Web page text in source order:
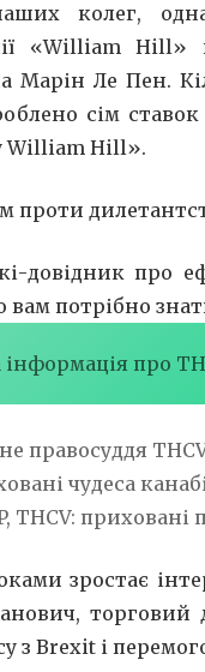
колег,
«William Hill»
Марін Ле Пен.
сім
William Hill».
проти
довідник про
вам потрібно
про
правосуддя
чудеса
THCV:
зростає
з Brexit і